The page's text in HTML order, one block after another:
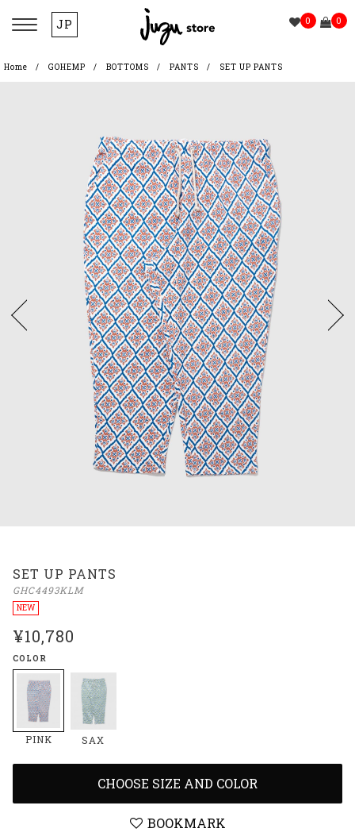
JP 0 0
Home GOHEMP BOTTOMS PANTS SET UP PANTS
SET UP PANTS
GHC4493KLM
NEW
¥10,780
COLOR
PINK SAX
CHOOSE SIZE AND COLOR
BOOKMARK